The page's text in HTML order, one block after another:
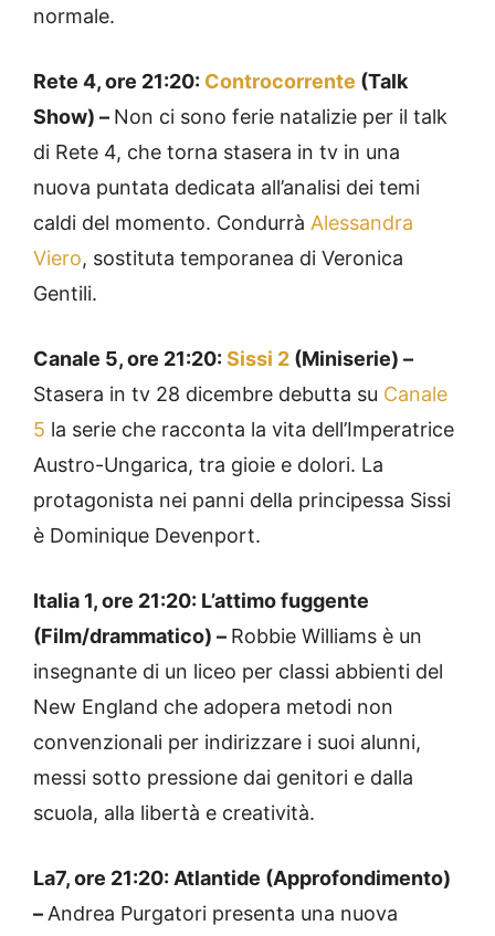
normale.
Rete 4, ore 21:20: Controcorrente (Talk
Show) – Non ci sono ferie natalizie per il talk
di Rete 4, che torna stasera in tv in una
nuova puntata dedicata all’analisi dei temi
caldi del momento. Condurrà Alessandra
Viero, sostituta temporanea di Veronica
Gentili.
Canale 5, ore 21:20: Sissi 2 (Miniserie) –
Stasera in tv 28 dicembre debutta su Canale
5 la serie che racconta la vita dell’Imperatrice
Austro-Ungarica, tra gioie e dolori. La
protagonista nei panni della principessa Sissi
è Dominique Devenport.
Italia 1, ore 21:20: L’attimo fuggente
(Film/drammatico) – Robbie Williams è un
insegnante di un liceo per classi abbienti del
New England che adopera metodi non
convenzionali per indirizzare i suoi alunni,
messi sotto pressione dai genitori e dalla
scuola, alla libertà e creatività.
La7, ore 21:20: Atlantide (Approfondimento)
–Andrea Purgatori presenta una nuova